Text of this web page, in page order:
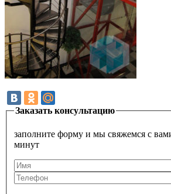
Заказать консультацию
заполните форму и мы свяжемся с
минут